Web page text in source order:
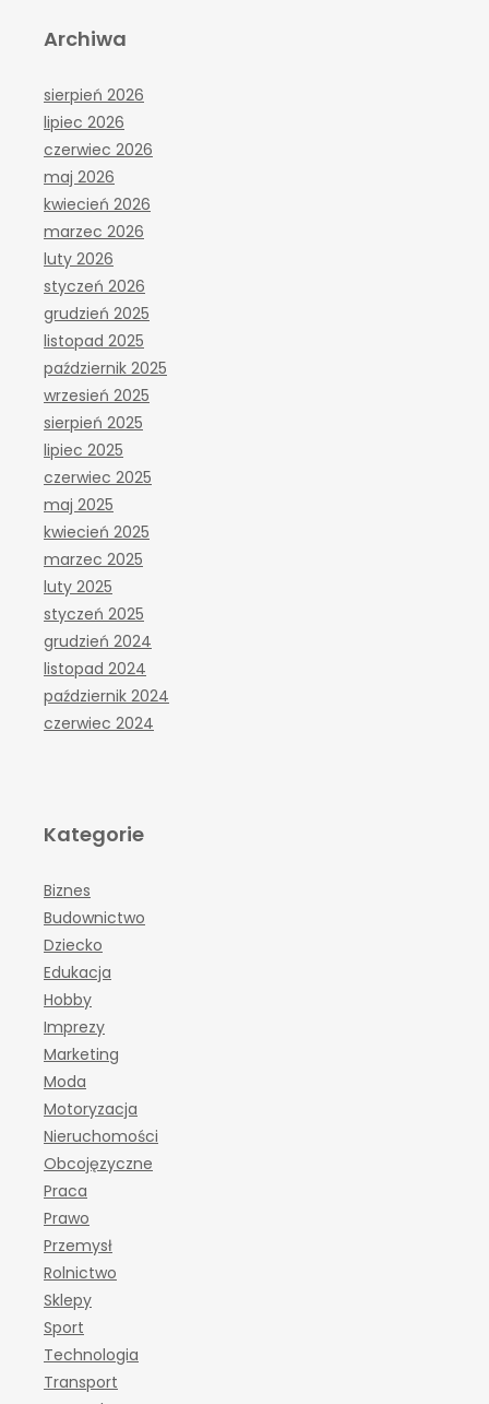
Archiwa
sierpień 2026
lipiec 2026
czerwiec 2026
maj 2026
kwiecień 2026
marzec 2026
luty 2026
styczeń 2026
grudzień 2025
listopad 2025
październik 2025
wrzesień 2025
sierpień 2025
lipiec 2025
czerwiec 2025
maj 2025
kwiecień 2025
marzec 2025
luty 2025
styczeń 2025
grudzień 2024
listopad 2024
październik 2024
czerwiec 2024
Kategorie
Biznes
Budownictwo
Dziecko
Edukacja
Hobby
Imprezy
Marketing
Moda
Motoryzacja
Nieruchomości
Obcojęzyczne
Praca
Prawo
Przemysł
Rolnictwo
Sklepy
Sport
Technologia
Transport